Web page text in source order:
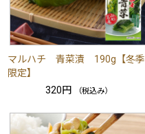
マルハチ 青菜漬 190g【冬季
限定】
320円
（税込み）